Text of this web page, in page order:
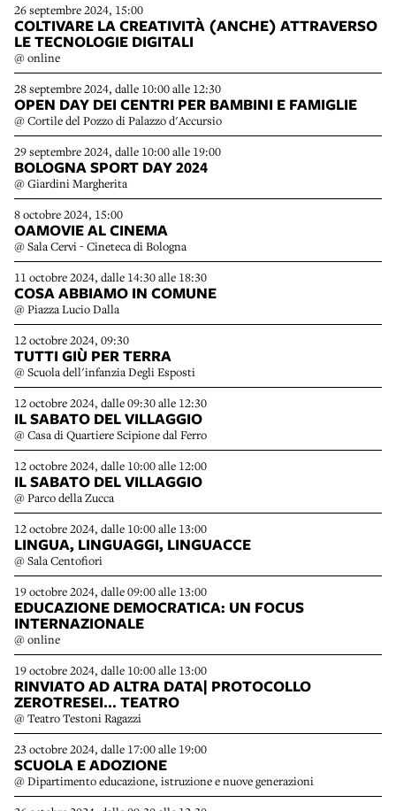
26 septembre 2024, 15:00
COLTIVARE LA CREATIVITÀ (ANCHE) ATTRAVERSO
LE TECNOLOGIE DIGITALI
@ online
28 septembre 2024, dalle 10:00 alle 12:30
OPEN DAY DEI CENTRI PER BAMBINI E FAMIGLIE
@ Cortile del Pozzo di Palazzo d'Accursio
29 septembre 2024, dalle 10:00 alle 19:00
BOLOGNA SPORT DAY 2024
@ Giardini Margherita
8 octobre 2024, 15:00
OAMOVIE AL CINEMA
@ Sala Cervi - Cineteca di Bologna
11 octobre 2024, dalle 14:30 alle 18:30
COSA ABBIAMO IN COMUNE
@ Piazza Lucio Dalla
12 octobre 2024, 09:30
TUTTI GIÙ PER TERRA
@ Scuola dell'infanzia Degli Esposti
12 octobre 2024, dalle 09:30 alle 12:30
IL SABATO DEL VILLAGGIO
@ Casa di Quartiere Scipione dal Ferro
12 octobre 2024, dalle 10:00 alle 12:00
IL SABATO DEL VILLAGGIO
@ Parco della Zucca
12 octobre 2024, dalle 10:00 alle 13:00
LINGUA, LINGUAGGI, LINGUACCE
@ Sala Centofiori
19 octobre 2024, dalle 09:00 alle 13:00
EDUCAZIONE DEMOCRATICA: UN FOCUS
INTERNAZIONALE
@ online
19 octobre 2024, dalle 10:00 alle 13:00
RINVIATO AD ALTRA DATA| PROTOCOLLO
ZEROTRESEI… TEATRO
@ Teatro Testoni Ragazzi
23 octobre 2024, dalle 17:00 alle 19:00
SCUOLA E ADOZIONE
@ Dipartimento educazione, istruzione e nuove generazioni